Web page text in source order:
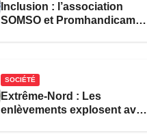
Inclusion : l’association
SOMSO et Promhandicam
SOCIÉTÉ
Extrême-Nord : Les
enlèvements explosent avec